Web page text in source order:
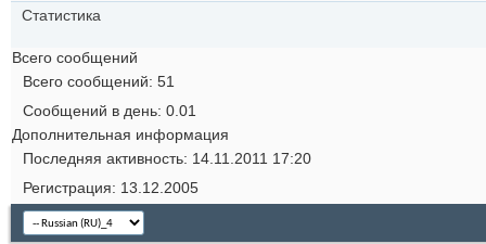
Статистика
Всего сообщений
Всего сообщений 51
Сообщений в день 0.01
Дополнительная информация
Последняя активность 14.11.2011 17:20
Регистрация
13.12.2005